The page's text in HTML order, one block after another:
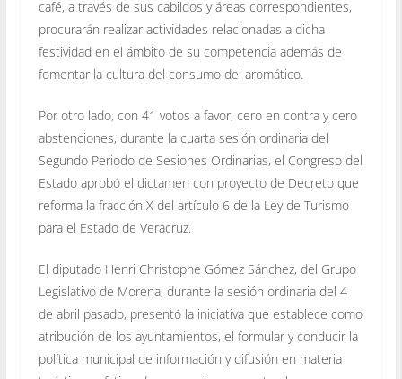
café, a través de sus cabildos y áreas correspondientes,
procurarán realizar actividades relacionadas a dicha
festividad en el ámbito de su competencia además de
fomentar la cultura del consumo del aromático.
Por otro lado, con 41 votos a favor, cero en contra y cero
abstenciones, durante la cuarta sesión ordinaria del
Segundo Periodo de Sesiones Ordinarias, el Congreso del
Estado aprobó el dictamen con proyecto de Decreto que
reforma la fracción X del artículo 6 de la Ley de Turismo
para el Estado de Veracruz.
El diputado Henri Christophe Gómez Sánchez, del Grupo
Legislativo de Morena, durante la sesión ordinaria del 4
de abril pasado, presentó la iniciativa que establece como
atribución de los ayuntamientos, el formular y conducir la
política municipal de información y difusión en materia